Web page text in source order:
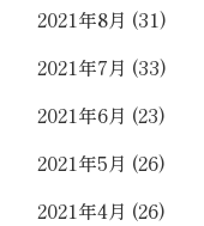
2021年8月 (31)
2021年7月 (33)
2021年6月 (23)
2021年5月 (26)
2021年4月 (26)